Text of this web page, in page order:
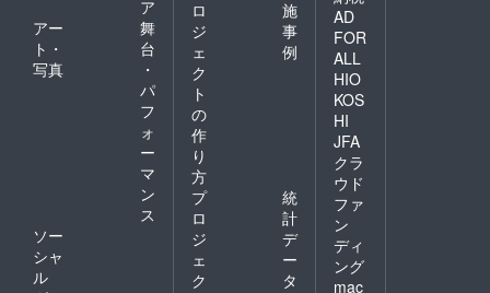
ア
アー
ト・
写真
舞
台
・
パ
フ
ォ
ー
マ
ン
ス
ソー
シャ
ル
ロ
ジ
ェ
ク
ト
の
作
り
方
施
事
例
プ
ロ
ジ
ェ
ク
統
計
デ
ー
タ
AD
FOR
ALL
HIO
KOS
HI
JFA
クラ
ウド
ファ
ン
ディ
ング
mac